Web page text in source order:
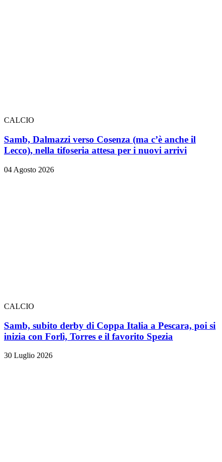
CALCIO
Samb, Dalmazzi verso Cosenza (ma c’è anche il
Lecco), nella tifoseria attesa per i nuovi arrivi
04 Agosto 2026
CALCIO
Samb, subito derby di Coppa Italia a Pescara, poi si
inizia con Forlì, Torres e il favorito Spezia
30 Luglio 2026